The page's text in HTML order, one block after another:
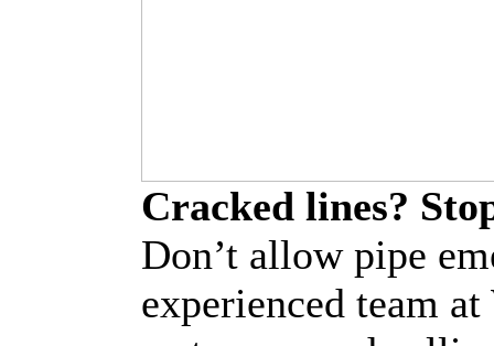
Cracked lines?
Don’t allow pipe
experienced team